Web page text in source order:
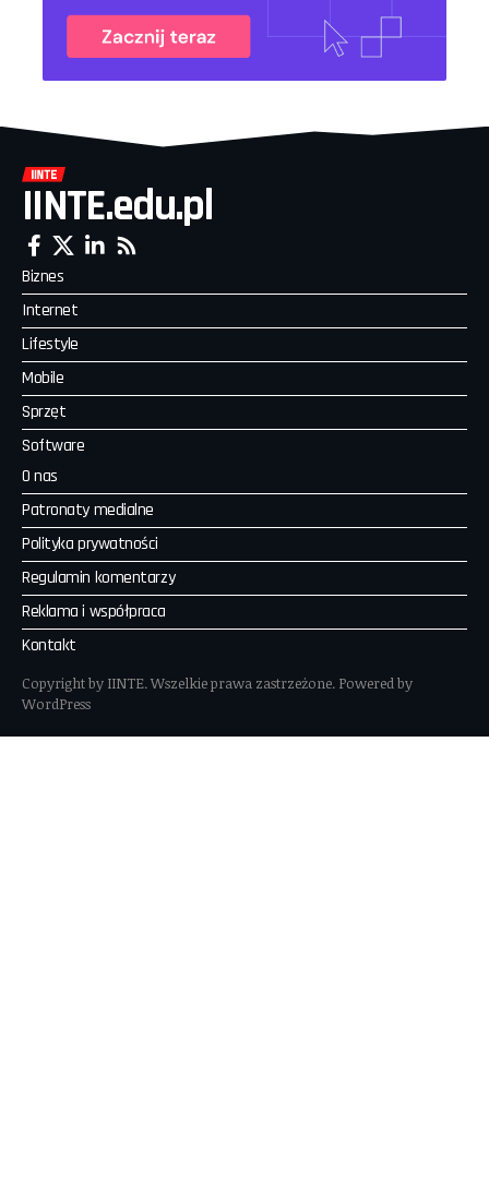
IINTE.edu.pl
Biznes
Internet
Lifestyle
Mobile
Sprzęt
Software
O nas
Patronaty medialne
Polityka prywatności
Regulamin komentarzy
Reklama i współpraca
Kontakt
Copyright by IINTE. Wszelkie prawa zastrzeżone. Powered by
WordPress